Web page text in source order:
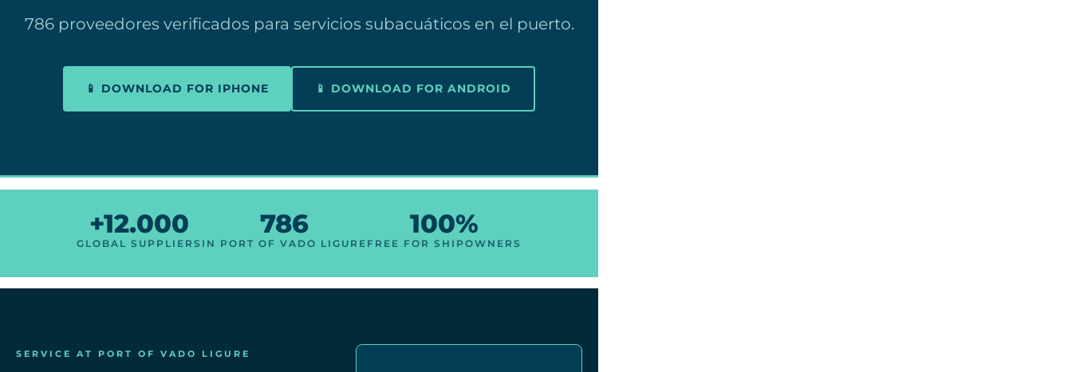
786 proveedores verificados para servicios subacuáticos en el puerto.
📱 DOWNLOAD FOR IPHONE 📱 DOWNLOAD FOR ANDROID
+12.000
GLOBAL SUPPLIERS
786
IN PORT OF VADO LIGURE
100%
FREE FOR SHIPOWNERS
SERVICE AT PORT OF VADO LIGURE